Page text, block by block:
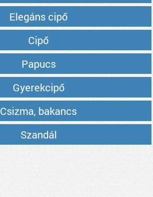
Elegáns cipő
Cipő
Papucs
Gyerekcipő
Csizma, bakancs
Szandál